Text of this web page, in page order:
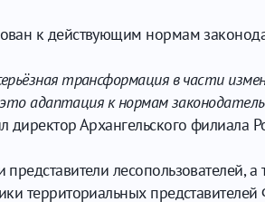
к действующим нормам
трансформация в части
адаптация к нормам
директор Архангельского филиала
лесопользователей,
территориальных